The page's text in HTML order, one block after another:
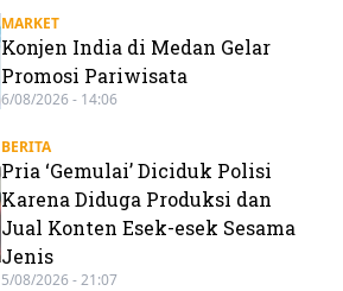
MARKET
Konjen India di Medan Gelar
Promosi Pariwisata
6/08/2026 - 14:06
BERITA
Pria ‘Gemulai’ Diciduk Polisi
Karena Diduga Produksi dan
Jual Konten Esek-esek Sesama
Jenis
5/08/2026 - 21:07